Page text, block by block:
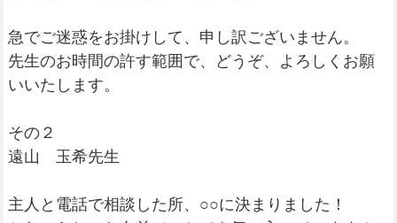
急でご迷惑をお掛けして、申し訳ございません。
先生のお時間の許す範囲で、どうぞ、よろしくお願
いいたします。
その２
遠山 玉希先生
主人と電話で相談した所、○○に決まりました！